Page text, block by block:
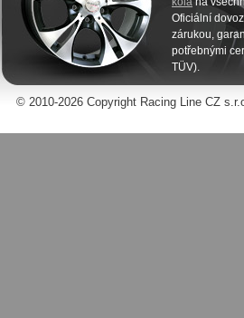
Oficiální
zárukou,
potřebnými
TÜV).
© 2010-2026 Copyright Racing Line CZ